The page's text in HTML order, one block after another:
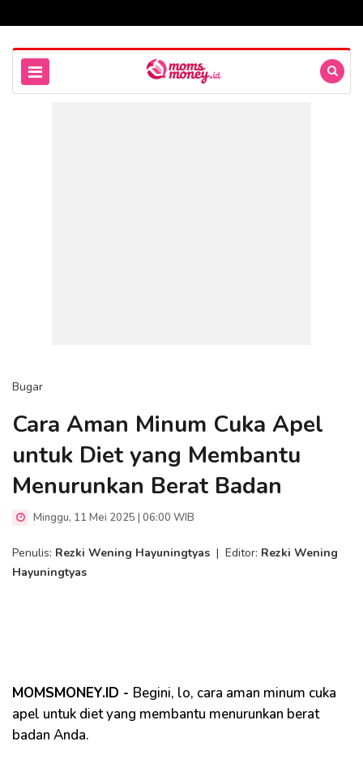
Bugar
Cara Aman Minum Cuka Apel
untuk Diet yang Membantu
Menurunkan Berat Badan
Minggu, 11 Mei 2025 | 06:00 WIB
Penulis: Rezki Wening Hayuningtyas | Editor: Rezki Wening
Hayuningtyas
MOMSMONEY.ID - Begini, lo, cara aman minum cuka
apel untuk diet yang membantu menurunkan berat
badan Anda.